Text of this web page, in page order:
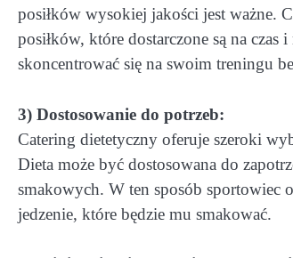
posiłków wysokiej jakości jest ważne.
posiłków, które dostarczone są na
skoncentrować się na swoim treningu
3) Dostosowanie do potrzeb:
Catering dietetyczny oferuje szeroki
Dieta może być dostosowana do
smakowych. W ten sposób sportowiec
jedzenie, które będzie mu smakować.